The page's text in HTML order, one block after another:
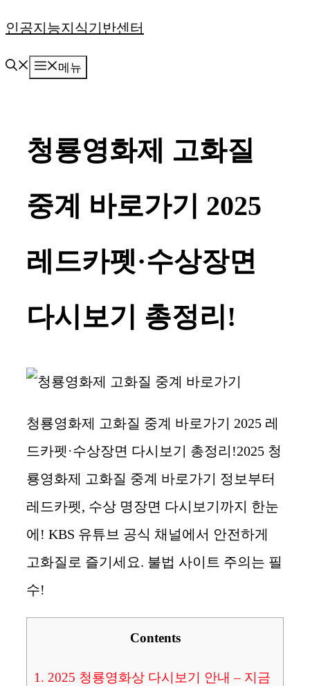
컨
인공지능지식기반센터
메뉴
청룡영화제 고화질
중계 바로가기 2025
레드카펫·수상장면
다시보기 총정리!
청룡영화제 고화질 중계 바로가기 2025 레
드카펫·수상장면 다시보기 총정리!2025 청
룡영화제 고화질 중계 바로가기 정보부터
레드카펫, 수상 명장면 다시보기까지 한눈
에! KBS 유튜브 공식 채널에서 안전하게
고화질로 즐기세요. 불법 사이트 주의는 필
수!
Contents
1. 2025 청룡영화상 다시보기 안내 – 지금